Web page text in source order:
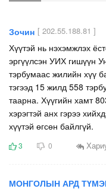
Зочин [ 202.55.188.81 ]
Хүүтэй нь нэхэмжлэх
эргүүлсэн УИХ гишүүн
тэрбумаас жилийн хүү
тэгээд 15 жилд 558
таарна. Хүүгийн хамт
хэрэгтэй анх гэрээ
хүүтэй өгсөн байлгүй.
3 0
МОНГОЛЫН АРД